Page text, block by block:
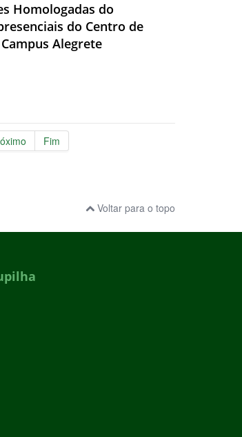
Homologadas do
do Centro de
Alegrete
Fim
Voltar para o topo